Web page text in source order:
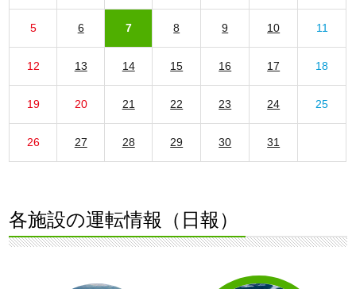
5 6 7 8 9 10 11
12 13 14 15 16 17 18
19 20 21 22 23 24 25
26 27 28 29 30 31
各施設の運転情報（日報）